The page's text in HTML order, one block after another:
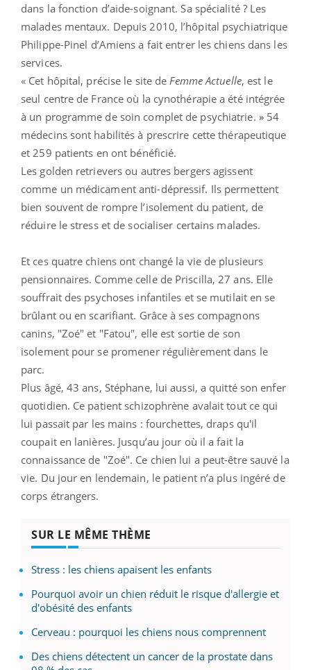
dans la fonction d’aide-soignant. Sa spécialité ? Les
malades mentaux. Depuis 2010, l’hôpital psychiatrique
Philippe-Pinel d’Amiens a fait entrer les chiens dans les
services.
« Cet hôpital, précise le site de Femme Actuelle, est le
seul centre de France où la cynothérapie a été intégrée
à un programme de soin complet de psychiatrie. » 54
médecins sont habilités à prescrire cette thérapeutique
et 259 patients en ont bénéficié.
Les golden retrievers ou autres bergers agissent
comme un médicament anti-dépressif. Ils permettent
bien souvent de rompre l’isolement du patient, de
réduire le stress et de socialiser certains malades.
Et ces quatre chiens ont changé la vie de plusieurs
pensionnaires. Comme celle de Priscilla, 27 ans. Elle
souffrait des psychoses infantiles et se mutilait en se
brûlant ou en scarifiant. Grâce à ses compagnons
canins, "Zoé" et "Fatou", elle est sortie de son
isolement pour se promener régulièrement dans le
parc.
Plus âgé, 43 ans, Stéphane, lui aussi, a quitté son enfer
quotidien. Ce patient schizophrène avalait tout ce qui
lui passait par les mains : fourchettes, draps qu'il
coupait en lanières. Jusqu’au jour où il a fait la
connaissance de "Zoé". Ce chien lui a peut-être sauvé la
vie. Du jour en lendemain, le patient n’a plus ingéré de
corps étrangers.
SUR LE MÊME THÈME
Stress : les chiens apaisent les enfants
Pourquoi avoir un chien réduit le risque d'allergie et
d'obésité des enfants
Cerveau : pourquoi les chiens nous comprennent
Des chiens détectent un cancer de la prostate dans